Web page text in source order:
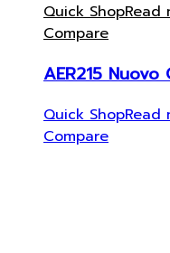
Quick ShopRead
Compare
AER215
Quick ShopRead
Compare